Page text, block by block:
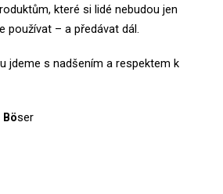
které si lidé nebudou jen
používat – a předávat dál.
jdeme s nadšením a respektem k
Böser